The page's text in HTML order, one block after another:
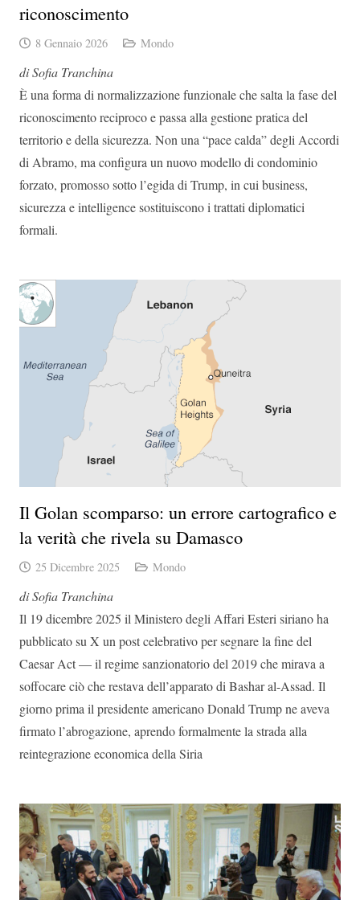
riconoscimento
8 Gennaio 2026 Mondo
di Sofia Tranchina
È una forma di normalizzazione funzionale che salta la fase del
riconoscimento reciproco e passa alla gestione pratica del
territorio e della sicurezza. Non una “pace calda” degli Accordi
di Abramo, ma configura un nuovo modello di condominio
forzato, promosso sotto l’egida di Trump, in cui business,
sicurezza e intelligence sostituiscono i trattati diplomatici
formali.
Il Golan scomparso: un errore cartografico e
la verità che rivela su Damasco
25 Dicembre 2025 Mondo
di Sofia Tranchina
Il 19 dicembre 2025 il Ministero degli Affari Esteri siriano ha
pubblicato su X un post celebrativo per segnare la fine del
Caesar Act — il regime sanzionatorio del 2019 che mirava a
soffocare ciò che restava dell’apparato di Bashar al-Assad. Il
giorno prima il presidente americano Donald Trump ne aveva
firmato l’abrogazione, aprendo formalmente la strada alla
reintegrazione economica della Siria